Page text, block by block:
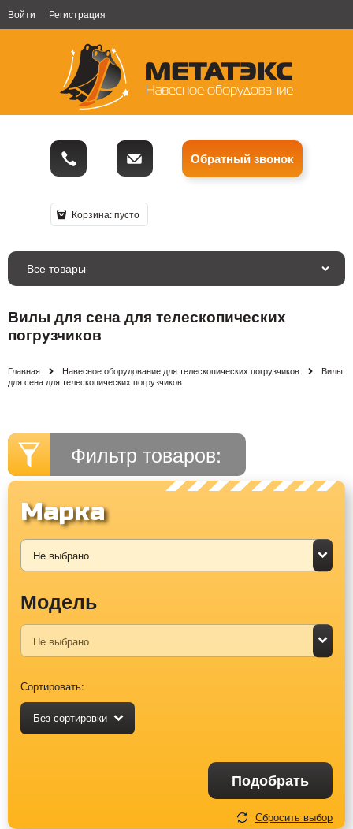
Войти Регистрация
Обратный звонок
Корзина:пусто
Все товары
Вилы для сена для телескопических
погрузчиков
Главная Навесное оборудование для телескопических погрузчиков
Вилы
для сена для телескопических погрузчиков
Фильтр товаров:
Марка
Модель
Сортировать:
Без сортировки
Подобрать
Сбросить выбор